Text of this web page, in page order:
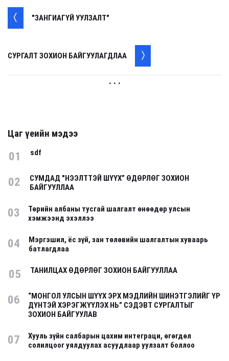
"ЗАНГИАГҮЙ УУЛЗАЛТ"
СУРГАЛТ ЗОХИОН БАЙГУУЛАГДЛАА
. . .
Цаг үеийн мэдээ
01 sdf
02
СУМДАД "НЭЭЛТТЭЙ ШҮҮХ” ӨДӨРЛӨГ ЗОХИОН
БАЙГУУЛЛАА
03
Төрийн албаны тусгай шалгалт өнөөдөр улсын
хэмжээнд эхэллээ
04
Мэргэшил, ёс зүй, зан төлөвийн шалгалтын хуваарь
батлагдлаа
05 ТАНИЛЦАХ ӨДӨРЛӨГ ЗОХИОН БАЙГУУЛЛАА
06
“МОНГОЛ УЛСЫН ШҮҮХ ЭРХ МЭДЛИЙН ШИНЭТГЭЛИЙГ ҮР
ДҮНТЭЙ ХЭРЭГЖҮҮЛЭХ НЬ” СЭДЭВТ СУРГАЛТЫГ
ЗОХИОН БАЙГУУЛАВ
07
Хууль зүйн салбарын цахим интеграци, өгөгдөл
солилцоог уялдуулах асуудлаар уулзалт боллоо